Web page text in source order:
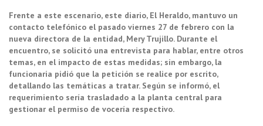
Frente a este escenario, este diario, El Heraldo, mantuvo un
contacto telefónico el pasado viernes 27 de febrero con la
nueva directora de la entidad, Mery Trujillo. Durante el
encuentro, se solicitó una entrevista para hablar, entre otros
temas, en el impacto de estas medidas; sin embargo, la
funcionaria pidió que la petición se realice por escrito,
detallando las temáticas a tratar. Según se informó, el
requerimiento sería trasladado a la planta central para
gestionar el permiso de vocería respectivo.